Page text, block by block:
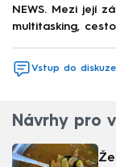
NEWS. Mezi její
multitasking,
Vstup do diskuze
Návrhy pro